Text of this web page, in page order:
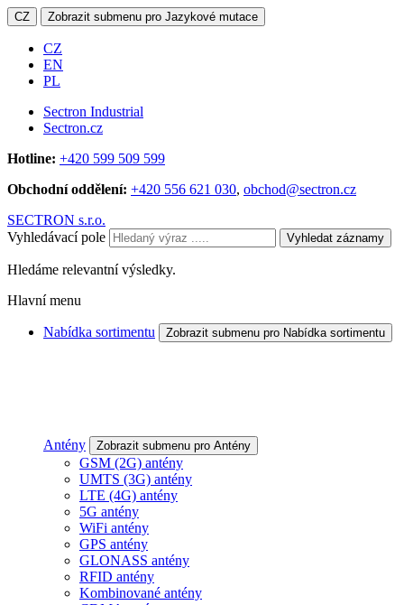
CZ Zobrazit submenu pro Jazykové mutace
CZ
EN
PL
Sectron Industrial
Sectron.cz
Hotline: +420 599 509 599
Obchodní oddělení: +420 556 621 030, obchod@sectron.cz
SECTRON s.r.o.
Vyhledávací pole
Vyhledat záznamy
Hledáme relevantní výsledky.
Hlavní menu
Nabídka sortimentu Zobrazit submenu pro Nabídka sortimentu
Antény Zobrazit submenu pro Antény
GSM (2G) antény
UMTS (3G) antény
LTE (4G) antény
5G antény
WiFi antény
GPS antény
GLONASS antény
RFID antény
Kombinované antény